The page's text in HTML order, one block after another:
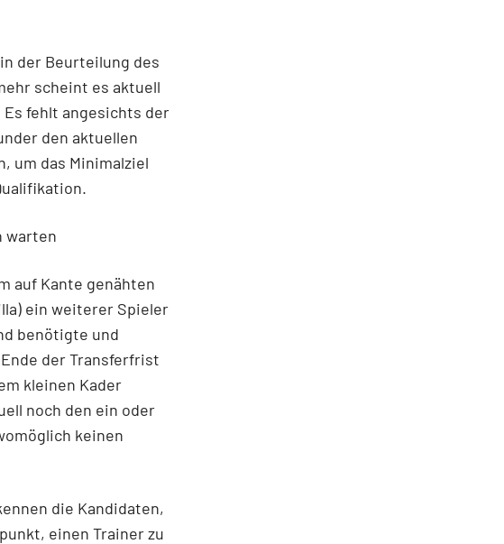
der Beurteilung des
scheint es aktuell
fehlt angesichts der
den aktuellen
um das Minimalziel
warten
auf Kante genähten
ein weiterer Spieler
benötigte und
der Transferfrist
kleinen Kader
noch den ein oder
keinen
die Kandidaten,
einen Trainer zu